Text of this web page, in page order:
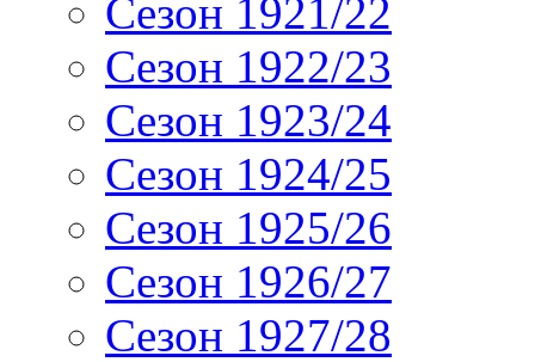
Сезон 1921/22
Сезон 1922/23
Сезон 1923/24
Сезон 1924/25
Сезон 1925/26
Сезон 1926/27
Сезон 1927/28